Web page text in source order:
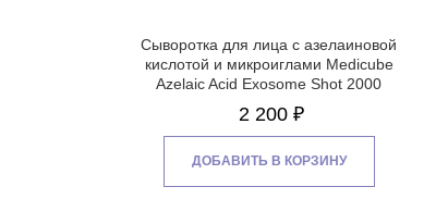
Сыворотка для лица с азелаиновой
кислотой и микроиглами Medicube
Azelaic Acid Exosome Shot 2000
2 200 ₽
ДОБАВИТЬ В КОРЗИНУ